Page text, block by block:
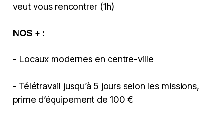
veut vous rencontrer (1h)
NOS + :
- Locaux modernes en centre-ville
- Télétravail jusqu’à 5 jours selon les missions,
prime d’équipement de 100 €